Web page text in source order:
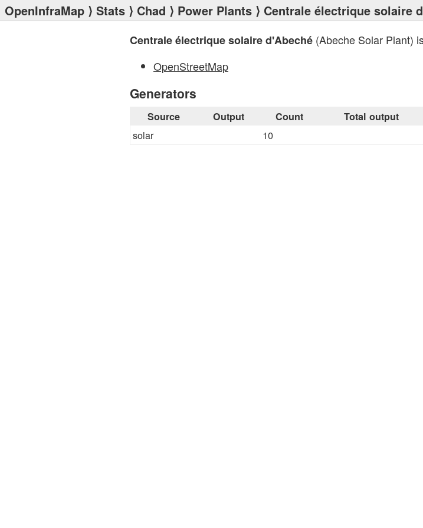
OpenInfraMap ⟩ Stats ⟩ Chad ⟩ Power Plants ⟩ Centrale électrique solaire
Centrale électrique solaire d'Abeché (Abeche Solar Plant)
OpenStreetMap
Generators
Source Output Count Total output
solar 10